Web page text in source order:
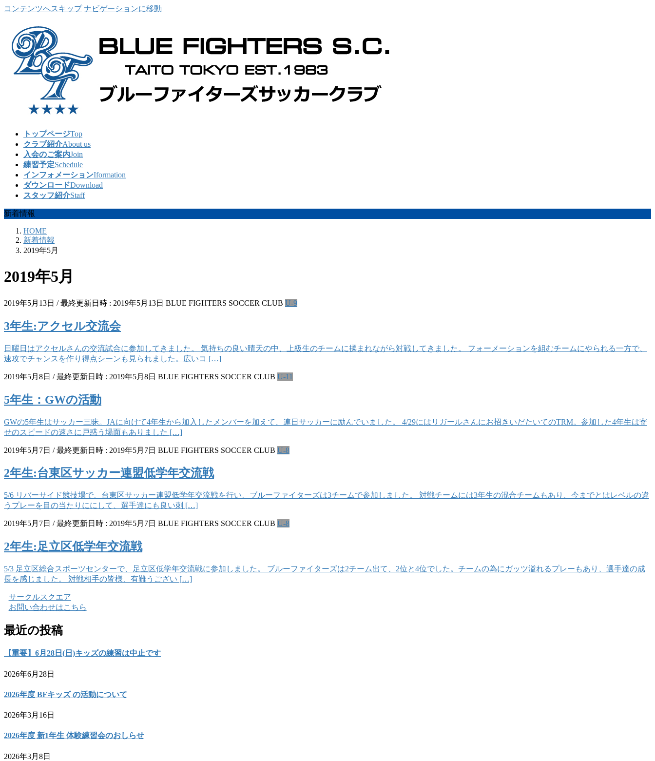
コンテンツへスキップ ナビゲーションに移動
トップページTop
クラブ紹介About us
入会のご案内Join
練習予定Schedule
インフォメーションIformation
ダウンロードDownload
スタッフ紹介Staff
新着情報
HOME
新着情報
2019年5月
2019年5月
2019年5月13日 / 最終更新日時 : 2019年5月13日 BLUE FIGHTERS SOCCER CLUB U-9
3年生:アクセル交流会
日曜日はアクセルさんの交流試合に参加してきました。 気持ちの良い晴天の中、上級生のチームに揉まれながら対戦してきました。 フォーメーションを組むチームにやられる一方で、
速攻でチャンスを作り得点シーンも見られました。広いコ […]
2019年5月8日 / 最終更新日時 : 2019年5月8日 BLUE FIGHTERS SOCCER CLUB U-11
5年生：GWの活動
GWの5年生はサッカー三昧。JAに向けて4年生から加入したメンバーを加えて、連日サッカーに励んでいました。 4/29にはリガールさんにお招きいだたいてのTRM。参加した4年生は寄
せのスピードの速さに戸惑う場面もありました […]
2019年5月7日 / 最終更新日時 : 2019年5月7日 BLUE FIGHTERS SOCCER CLUB U-8
2年生:台東区サッカー連盟低学年交流戦
5/6 リバーサイド競技場で、台東区サッカー連盟低学年交流戦を行い、ブルーファイターズは3チームで参加しました。 対戦チームには3年生の混合チームもあり、今までとはレベルの違
うプレーを目の当たりににして、選手達にも良い刺 […]
2019年5月7日 / 最終更新日時 : 2019年5月7日 BLUE FIGHTERS SOCCER CLUB U-8
2年生:足立区低学年交流戦
5/3 足立区総合スポーツセンターで、足立区低学年交流戦に参加しました。 ブルーファイターズは2チーム出て、2位と4位でした。チームの為にガッツ溢れるプレーもあり、選手達の成
長を感じました。 対戦相手の皆様、有難うござい […]
サークルスクエア
お問い合わせはこちら
最近の投稿
【重要】6月28日(日)キッズの練習は中止です
2026年6月28日
2026年度 BFキッズ の活動について
2026年3月16日
2026年度 新1年生 体験練習会のおしらせ
2026年3月8日